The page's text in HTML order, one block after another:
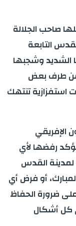
صاحب الجلالة
التابعة
الشديد وشجبها
من طرف بعض
استفزازية تنتهك
الإفريقي
رفضها لأي
لمدينة القدس
أو فرض أي
ضرورة الحفاظ
كل أشكال